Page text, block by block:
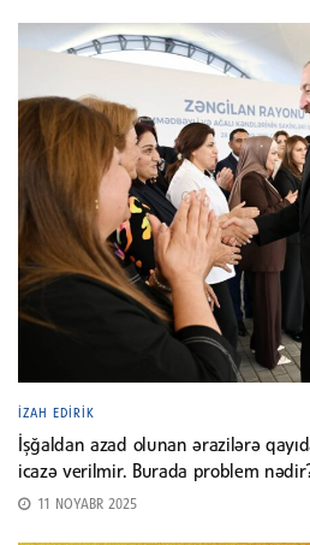
İZAH EDIRIK
İşğaldan azad olunan ərazilərə
icazə verilmir. Burada problem
11 NOYABR 2025